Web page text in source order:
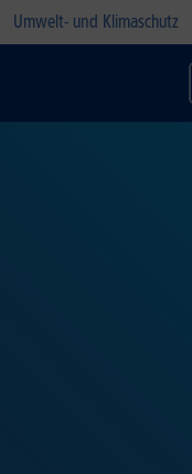
Umwelt- und Klimaschutz